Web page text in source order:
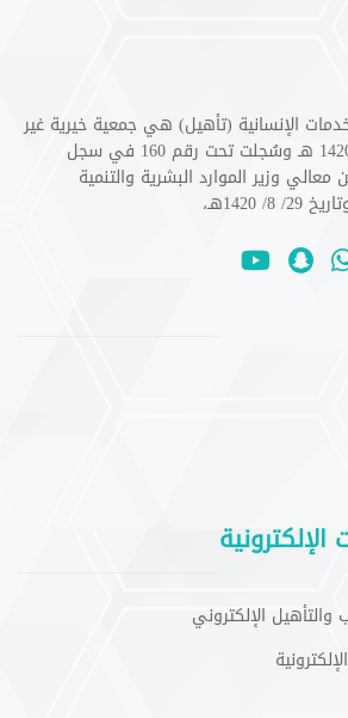
الإنسانية (تأهيل) هي جمعية خيرية غير
ربحية تأسست في عام 1420 هـ وسُجلت تحت رقم 160 في سجل
معالي وزير الموارد البشرية والتنمية
الإلكترونية
الإلكتروني